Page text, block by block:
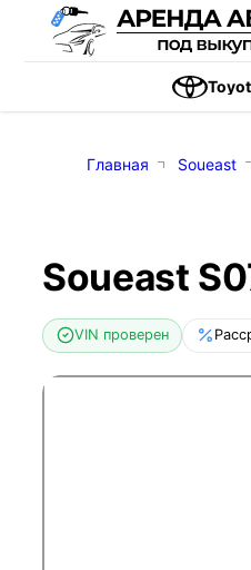
Главная Soueast
Soueast
VIN проверен